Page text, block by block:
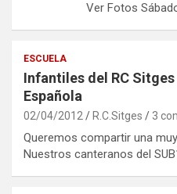
Ver Fotos Sábado
ESCUELA
Infantiles del RC
Española
02/04/2012 R.C.Sitges 3
Queremos compartir una
Nuestros canteranos del